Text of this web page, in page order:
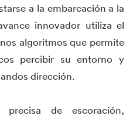
a la embarcación a la
innovador utiliza el
algoritmos que permite
percibir su entorno y
dirección.
de escoración,